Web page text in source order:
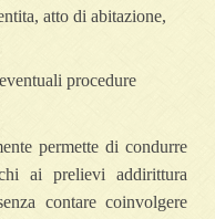
atto di abitazione,
procedure
permette di condurre
ai prelievi addirittura
contare coinvolgere